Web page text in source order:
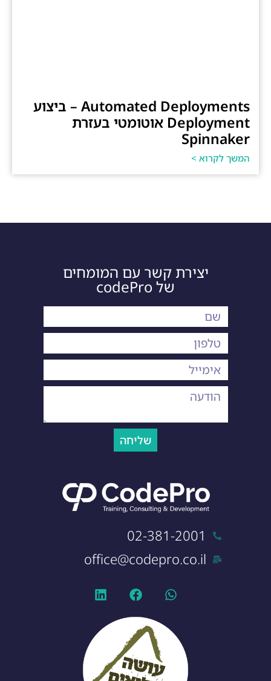
Automated Deployments – ביצוע
Deployment אוטומטי בעזרת
Spinnaker
המשך לקרוא >
יצירת קשר עם המומחים
של codePro
שליחה
02-381-2001
office@codepro.co.il